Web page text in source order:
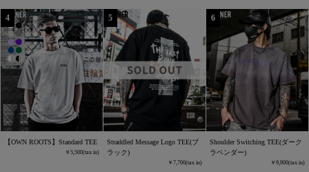
【OWN ROOTS】Standard TEE
5,500
Straddled Message Logo TEE(ブ
ラック)
7,700
Shoulder Switching TEE(ダーク
ラベンダー)
9,900